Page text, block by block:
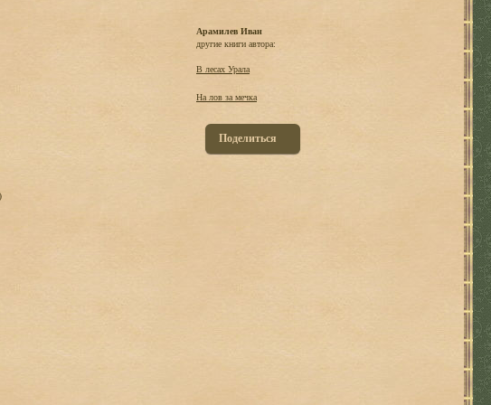
Арамилев Иван
другие книги автора:
В лесах Урала
На лов за мечка
Поделиться